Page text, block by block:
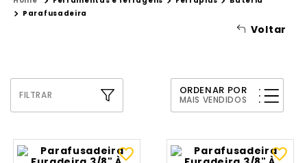
Voltar
Parafusadeira
FILTRAR ORDENAR POR
MAIS VENDIDOS